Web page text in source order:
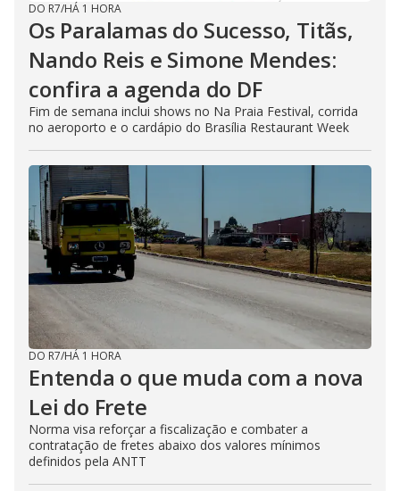
DO R7/HÁ 1 HORA
Os Paralamas do Sucesso, Titãs,
Nando Reis e Simone Mendes:
confira a agenda do DF
Fim de semana inclui shows no Na Praia Festival, corrida
no aeroporto e o cardápio do Brasília Restaurant Week
DO R7/HÁ 1 HORA
Entenda o que muda com a nova
Lei do Frete
Norma visa reforçar a fiscalização e combater a
contratação de fretes abaixo dos valores mínimos
definidos pela ANTT